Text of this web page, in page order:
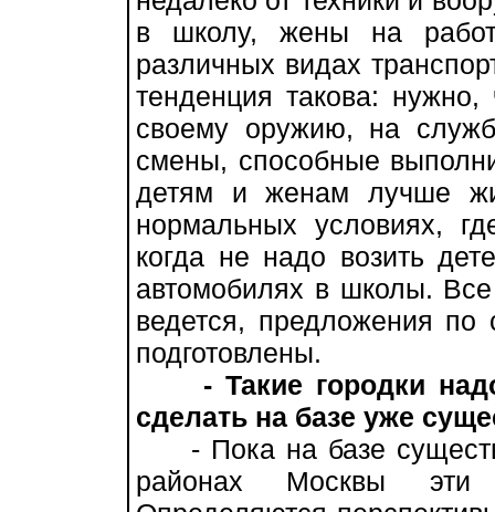
в школу, жены на
различных видах
тенденция такова:
своему оружию, на
смены, способные
детям и женам лучше
нормальных условиях,
когда не надо возить
автомобилях в школы.
ведется, предложения по
подготовлены.
- Такие городки
сделать на базе уже
- Пока на базе
районах Москвы эти